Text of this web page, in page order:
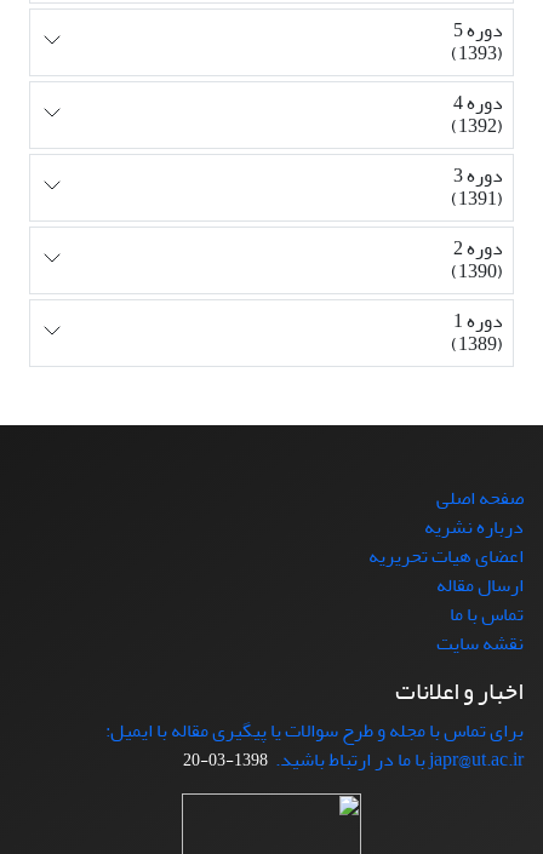
دوره 5
(1393)
دوره 4
(1392)
دوره 3
(1391)
دوره 2
(1390)
دوره 1
(1389)
صفحه اصلی
درباره نشریه
اعضای هیات تحریریه
ارسال مقاله
تماس با ما
نقشه سایت
اخبار و اعلانات
برای تماس با مجله و طرح سوالات یا پیگیری مقاله با ایمیل:
japr@ut.ac.ir با ما در ارتباط باشید.
1398-03-20